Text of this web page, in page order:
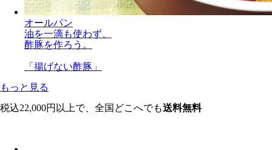
オールパン
油を一滴も使わず、
酢豚を作ろう。
「揚げない酢豚」
もっと見る
税込22,000円以上で、全国どこへでも送料無料